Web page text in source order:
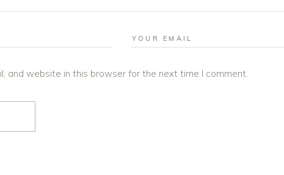
and website in this browser for the next time I comment.